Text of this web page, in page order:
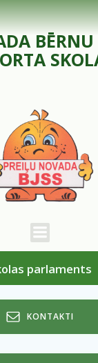
Skip
to
content
parlaments
KONTAKTI